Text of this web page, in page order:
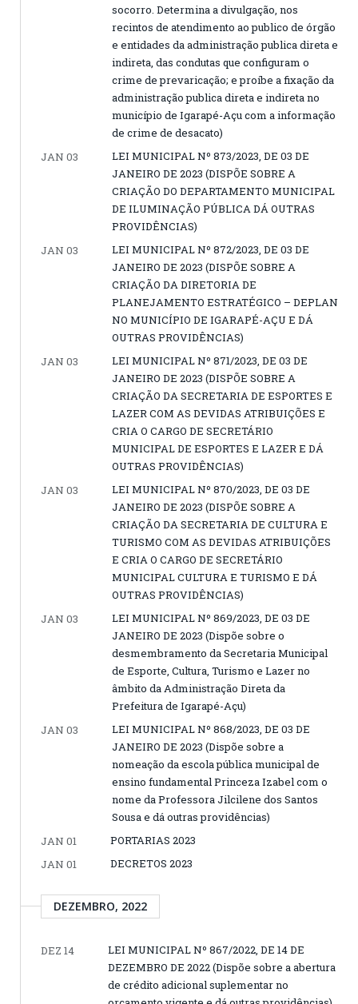
socorro. Determina a divulgação, nos
recintos de atendimento ao publico de órgão
e entidades da administração publica direta e
indireta, das condutas que configuram o
crime de prevaricação; e proíbe a fixação da
administração publica direta e indireta no
município de Igarapé-Açu com a informação
de crime de desacato)
JAN 03
LEI MUNICIPAL Nº 873/2023, DE 03 DE
JANEIRO DE 2023 (DISPÕE SOBRE A
CRIAÇÃO DO DEPARTAMENTO MUNICIPAL
DE ILUMINAÇÃO PÚBLICA DÁ OUTRAS
PROVIDÊNCIAS)
JAN 03
LEI MUNICIPAL Nº 872/2023, DE 03 DE
JANEIRO DE 2023 (DISPÕE SOBRE A
CRIAÇÃO DA DIRETORIA DE
PLANEJAMENTO ESTRATÉGICO – DEPLAN
NO MUNICÍPIO DE IGARAPÉ-AÇU E DÁ
OUTRAS PROVIDÊNCIAS)
JAN 03
LEI MUNICIPAL Nº 871/2023, DE 03 DE
JANEIRO DE 2023 (DISPÕE SOBRE A
CRIAÇÃO DA SECRETARIA DE ESPORTES E
LAZER COM AS DEVIDAS ATRIBUIÇÕES E
CRIA O CARGO DE SECRETÁRIO
MUNICIPAL DE ESPORTES E LAZER E DÁ
OUTRAS PROVIDÊNCIAS)
JAN 03
LEI MUNICIPAL Nº 870/2023, DE 03 DE
JANEIRO DE 2023 (DISPÕE SOBRE A
CRIAÇÃO DA SECRETARIA DE CULTURA E
TURISMO COM AS DEVIDAS ATRIBUIÇÕES
E CRIA O CARGO DE SECRETÁRIO
MUNICIPAL CULTURA E TURISMO E DÁ
OUTRAS PROVIDÊNCIAS)
JAN 03
LEI MUNICIPAL Nº 869/2023, DE 03 DE
JANEIRO DE 2023 (Dispõe sobre o
desmembramento da Secretaria Municipal
de Esporte, Cultura, Turismo e Lazer no
âmbito da Administração Direta da
Prefeitura de Igarapé-Açu)
JAN 03
LEI MUNICIPAL Nº 868/2023, DE 03 DE
JANEIRO DE 2023 (Dispõe sobre a
nomeação da escola pública municipal de
ensino fundamental Princeza Izabel com o
nome da Professora Jilcilene dos Santos
Sousa e dá outras providências)
JAN 01
PORTARIAS 2023
JAN 01
DECRETOS 2023
DEZEMBRO, 2022
DEZ 14
LEI MUNICIPAL Nº 867/2022, DE 14 DE
DEZEMBRO DE 2022 (Dispõe sobre a abertura
de crédito adicional suplementar no